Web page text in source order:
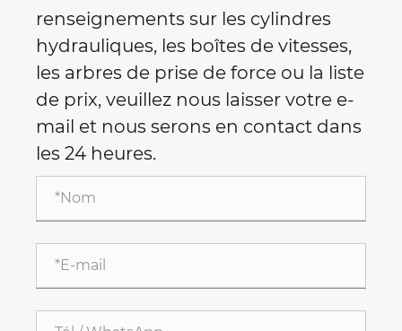
renseignements sur les cylindres
hydrauliques, les boîtes de vitesses,
les arbres de prise de force ou la liste
de prix, veuillez nous laisser votre e-
mail et nous serons en contact dans
les 24 heures.